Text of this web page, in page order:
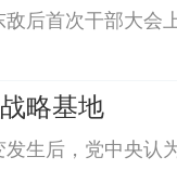
敌后首次干部大会
提高与发扬民族的
略基地
发生后，党中央认